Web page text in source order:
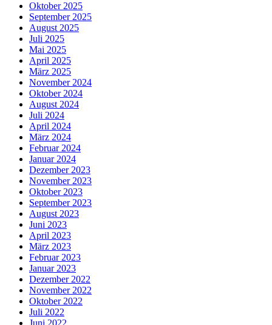
Oktober 2025
September 2025
August 2025
Juli 2025
Mai 2025
April 2025
März 2025
November 2024
Oktober 2024
August 2024
Juli 2024
April 2024
März 2024
Februar 2024
Januar 2024
Dezember 2023
November 2023
Oktober 2023
September 2023
August 2023
Juni 2023
April 2023
März 2023
Februar 2023
Januar 2023
Dezember 2022
November 2022
Oktober 2022
Juli 2022
Juni 2022